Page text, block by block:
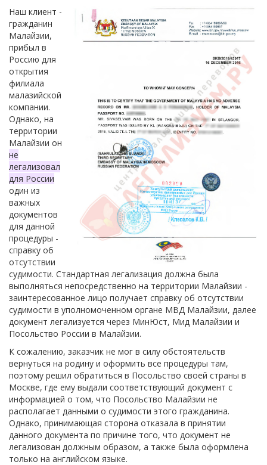
Наш клиент -
гражданин
Малайзии,
прибыл в
Россию для
открытия
филиала
малазийской
компании.
Однако, на
территории
Малайзии он
не
легализовал
для России
один из
важных
документов
для данной
процедуры -
справку об
отсутствии
судимости. Стандартная легализация должна была
выполняться непосредственно на территории Малайзии -
заинтересованное лицо получает справку об отсутствии
судимости в уполномоченном органе МВД Малайзии, далее
документ легализуется через МинЮст, Мид Малайзии и
Посольство России в Малайзии.
К сожалению, заказчик не мог в силу обстоятельств
вернуться на родину и оформить все процедуры там,
поэтому решил обратиться в Посольство своей страны в
Москве, где ему выдали соответствующий документ с
информацией о том, что Посольство Малайзии не
располагает данными о судимости этого гражданина.
Однако, принимающая сторона отказала в принятии
данного документа по причине того, что документ не
легализован должным образом, а также была оформлена
только на английском языке.